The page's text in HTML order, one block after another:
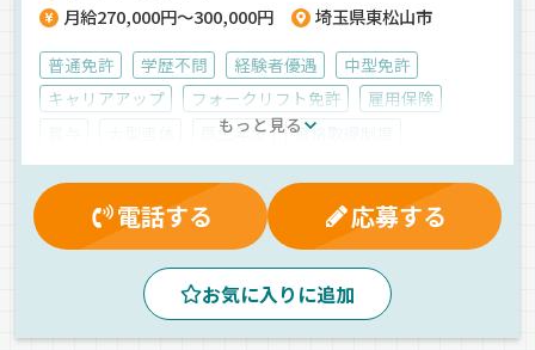
月給270,000円～300,000円
埼玉県東松山市
普通免許 学歴不問 経験者優遇
中型免許
キャリアアップ
フォークリフト免許
雇用保険
厚生年金
資格取得制度
無事故手当
制服・作業着貸与 労災保険
昇給
深夜手当
残業手当 再雇用制度
健康保険
マイカー通勤可
退職金制度 業務手当
交通費支給
休日出勤割増金
有給休暇 朝 昼 早朝
箱車 正社員
もっと見る
電話する 応募する
お気に入りに追加